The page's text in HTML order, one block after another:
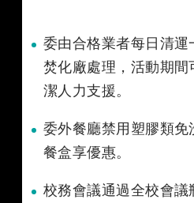
委由合格業者每日清運
焚化廠處理，活動期
潔人力支援。
委外餐廳禁用塑膠類
餐盒享優惠。
校務會議通過全校會議